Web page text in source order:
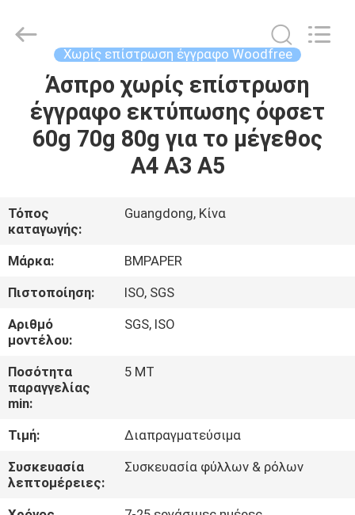
ΣΠΊΤΙ
ΠΡΟΪΌΝΤΑ
ΜΕ
ΕΜΆΣ
ΕΠΙΣΚΕΨΉ
ΕΡΓΟΣΤΑΣΊΟΥ
ΈΛΕΓΧΟΣ
ΠΟΙΌΤΗΤΑΣ
ΕΠΙΚΟΙΝΩΝΉΣΤΕ
ΜΑΖΊ
BMPAPER
CO.,LTD.
Χωρίς επίστρωση έγγραφο Woodfree
Άσπρο χωρίς επίστρωση
έγγραφο εκτύπωσης όφσετ
60g 70g 80g για το μέγεθος
A4 A3 A5
Τόπος
καταγωγής:
Guangdong, Κίνα
Μάρκα:
BMPAPER
Πιστοποίηση:
ISO, SGS
Αριθμό
μοντέλου:
SGS, ISO
Ποσότητα
παραγγελίας
min:
5 MT
Τιμή:
Διαπραγματεύσιμα
Συσκευασία
λεπτομέρειες:
Συσκευασία φύλλων & ρόλων